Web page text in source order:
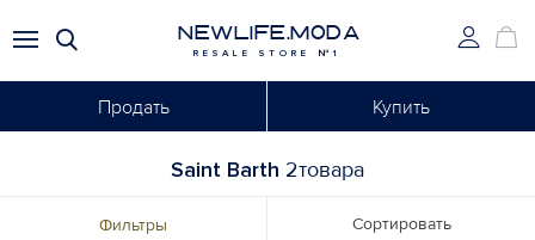
NEWLIFE.MODA
RESALE STORE №1
Продать Купить
Saint Barth 2товара
Фильтры Сортировать